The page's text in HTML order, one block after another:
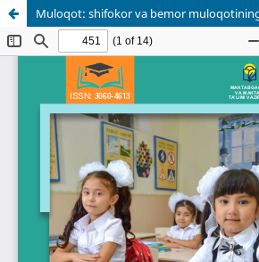
Muloqot: shifokor va bemor